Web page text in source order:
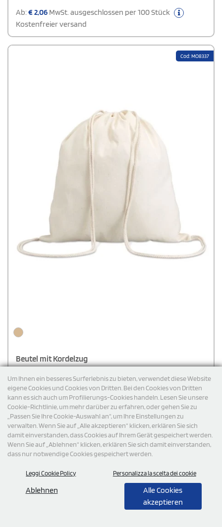
Um Ihnen ein besseres Surferlebnis zu bieten, verwendet diese Website
eigene Cookies und Cookies von Dritten. Bei den Cookies von Dritten
kann es sich auch um Profilierungs-Cookies handeln. Lesen Sie unsere
Cookie-Richtlinie, um mehr darüber zu erfahren, oder gehen Sie zu
„Passen Sie Ihre Cookie-Auswahl an“, um Ihre Einstellungen zu
verwalten. Wenn Sie auf „Alle akzeptieren“ klicken, erklären Sie sich
damit einverstanden, dass Cookies auf Ihrem Gerät gespeichert werden.
Wenn Sie auf „Ablehnen“ klicken, erklären Sie sich damit einverstanden,
dass nur notwendige Cookies gespeichert werden.
Leggi Cookie Policy Personalizza la scelta dei cookie
Ablehnen
Alle Cookies
akzeptieren
Ab:€2,06 MwSt. ausgeschlossen per 100 Stück
Kostenfreier versand
Cod: MO8337
Beutel mit Kordelzug
Beutel / Rucksack mit Kordelzug aus 100% Baumwolle. 100 g/m².
Ab:€ 2,20MwSt. ausgeschlossen per 100 Stück
Kostenfreier versand